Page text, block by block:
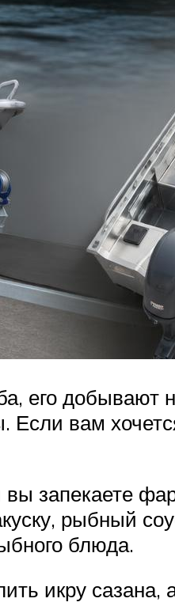
его добывают
вам
запекаете
рыбный
блюда.
икру сазана,